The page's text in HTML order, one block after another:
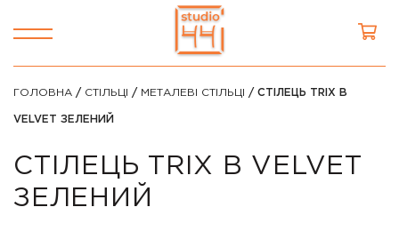
ГОЛОВНА / СТІЛЬЦІ / МЕТАЛЕВІ СТІЛЬЦІ / СТІЛЕЦЬ TRIX B
VELVET ЗЕЛЕНИЙ
СТІЛЕЦЬ TRIX B VELVET
ЗЕЛЕНИЙ